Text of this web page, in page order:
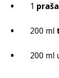
1
200 ml
200 ml